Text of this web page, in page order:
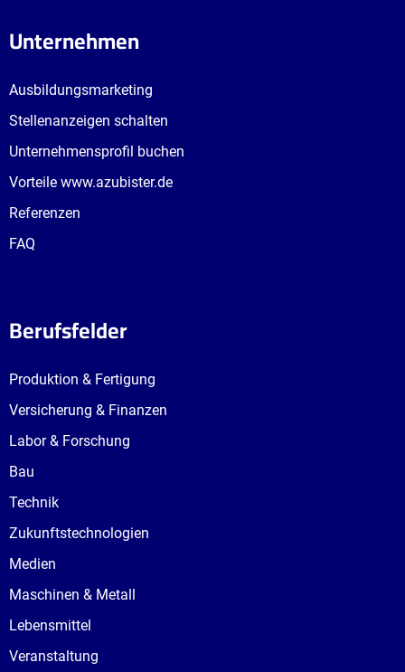
Unternehmen
Ausbildungsmarketing
Stellenanzeigen schalten
Unternehmensprofil buchen
Vorteile www.azubister.de
Referenzen
FAQ
Berufsfelder
Produktion & Fertigung
Versicherung & Finanzen
Labor & Forschung
Bau
Technik
Zukunftstechnologien
Medien
Maschinen & Metall
Lebensmittel
Veranstaltung